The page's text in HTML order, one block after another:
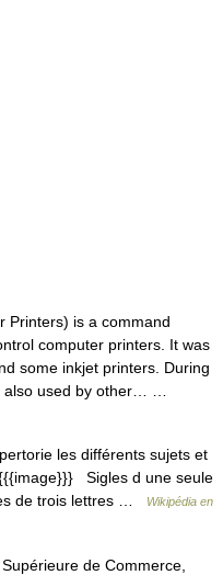
is a command
computer printers. It was
some inkjet printers. During
also used by other… …
les différents sujets et
Sigles d une seule
de trois lettres …
Wikipédia en
de Commerce,